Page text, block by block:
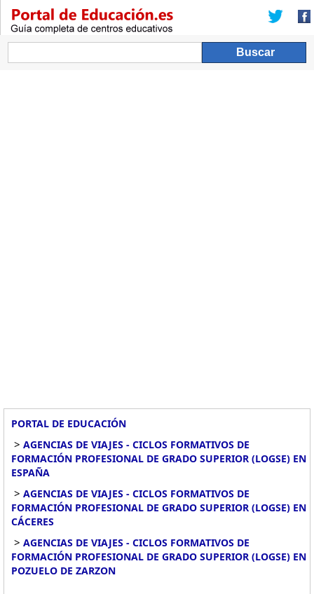
PORTAL DE EDUCACIÓN
> AGENCIAS DE VIAJES - CICLOS FORMATIVOS DE
FORMACIÓN PROFESIONAL DE GRADO SUPERIOR (LOGSE) EN
ESPAÑA
> AGENCIAS DE VIAJES - CICLOS FORMATIVOS DE
FORMACIÓN PROFESIONAL DE GRADO SUPERIOR (LOGSE) EN
CÁCERES
> AGENCIAS DE VIAJES - CICLOS FORMATIVOS DE
FORMACIÓN PROFESIONAL DE GRADO SUPERIOR (LOGSE) EN
POZUELO DE ZARZON